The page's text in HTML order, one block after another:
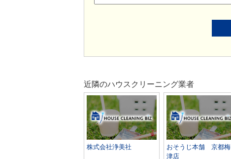
近隣のハウスクリーニング業者
株式会社浄美社
おそうじ本舗 京都梅
津店